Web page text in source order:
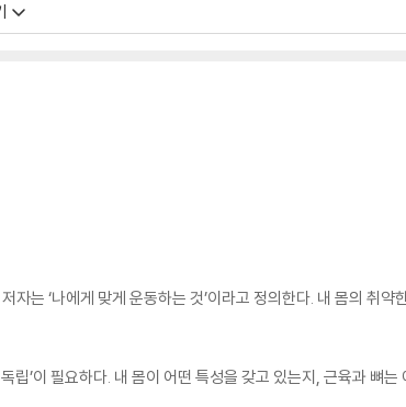
는 ‘나에게 맞게 운동하는 것’이라고 정의한다. 내 몸의 취약
’이 필요하다. 내 몸이 어떤 특성을 갖고 있는지, 근육과 뼈는